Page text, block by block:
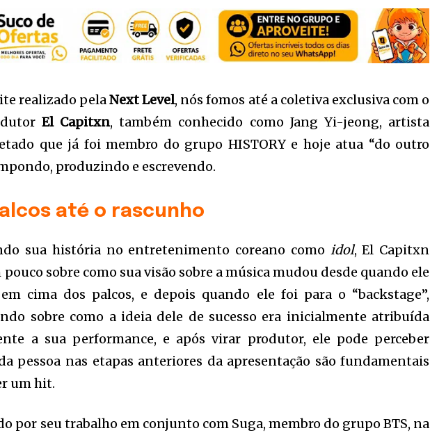
realizado pelaNext Level, nós fomos até a coletiva exclusiva com o
El Capitxn, também conhecido como Jang Yi-jeong, artista
que já foi membro do grupo HISTORY e hoje atua “do outro
produzindo e escrevendo.
até o rascunho
sua história no entretenimento coreano como idol, El Capitxn
sobre como sua visão sobre a música mudou desde quando ele
cima dos palcos, e depois quando ele foi para o “backstage”,
sobre como a ideia dele de sucesso era inicialmente atribuída
a sua performance, e após virar produtor, ele pode perceber
pessoa nas etapas anteriores da apresentação são fundamentais
um hit.
por seu trabalho em conjunto com Suga, membro do grupo BTS, na